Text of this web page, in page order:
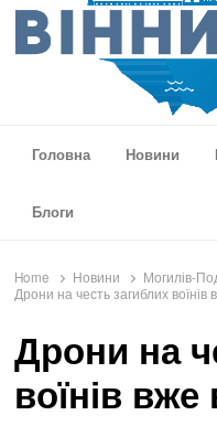
Головна
Новини
Блоги
Home Новини
Могилів-
Дрони на честь загиблих воїнів
Дрони на
воїнів